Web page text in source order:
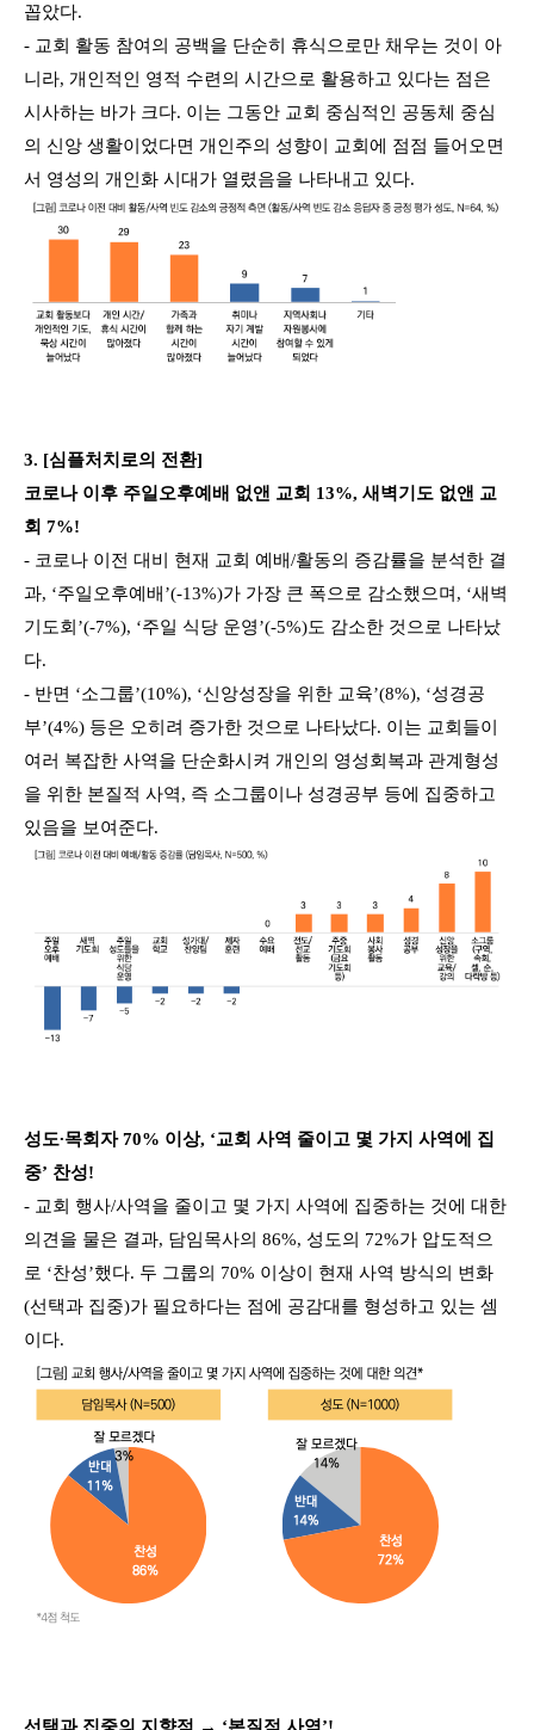
꼽았다.
- 교회 활동 참여의 공백을 단순히 휴식으로만 채우는 것이 아
니라, 개인적인 영적 수련의 시간으로 활용하고 있다는 점은
시사하는 바가 크다. 이는 그동안 교회 중심적인 공동체 중심
의 신앙 생활이었다면 개인주의 성향이 교회에 점점 들어오면
서 영성의 개인화 시대가 열렸음을 나타내고 있다.
3. [심플처치로의 전환]
코로나 이후 주일오후예배 없앤 교회 13%, 새벽기도 없앤 교
회 7%!
- 코로나 이전 대비 현재 교회 예배/활동의 증감률을 분석한 결
과, ‘주일오후예배’(-13%)가 가장 큰 폭으로 감소했으며, ‘새벽
기도회’(-7%), ‘주일 식당 운영’(-5%)도 감소한 것으로 나타났
다.
- 반면 ‘소그룹’(10%), ‘신앙성장을 위한 교육’(8%), ‘성경공
부’(4%) 등은 오히려 증가한 것으로 나타났다. 이는 교회들이
여러 복잡한 사역을 단순화시켜 개인의 영성회복과 관계형성
을 위한 본질적 사역, 즉 소그룹이나 성경공부 등에 집중하고
있음을 보여준다.
성도∙목회자 70% 이상, ‘교회 사역 줄이고 몇 가지 사역에 집
중’ 찬성!
- 교회 행사/사역을 줄이고 몇 가지 사역에 집중하는 것에 대한
의견을 물은 결과, 담임목사의 86%, 성도의 72%가 압도적으
로 ‘찬성’했다. 두 그룹의 70% 이상이 현재 사역 방식의 변화
(선택과 집중)가 필요하다는 점에 공감대를 형성하고 있는 셈
이다.